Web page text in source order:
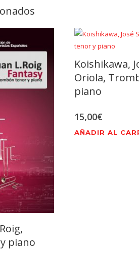
piano
Koishikawa,
Oriola,
piano
15,00€
AÑADIR AL